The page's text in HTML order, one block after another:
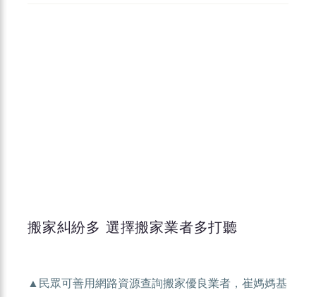
搬家糾紛多 選擇搬家業者多打聽
▲民眾可善用網路資源查詢搬家優良業者，崔媽媽基